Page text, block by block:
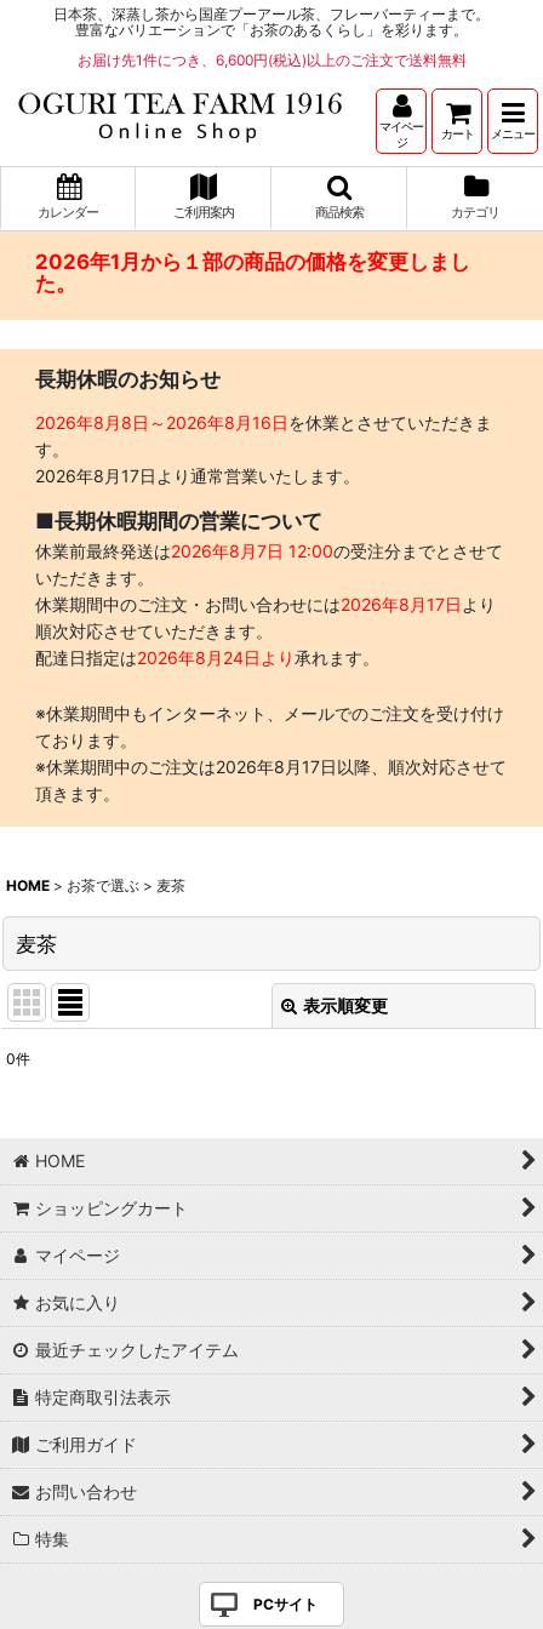
日本茶、深蒸し茶から国産プーアール茶、フレーバーティーまで。
豊富なバリエーションで「お茶のあるくらし」を彩ります。
お届け先1件につき、6,600円(税込)以上のご注文で送料無料
マイペー
ジ
カート メニュー
カレンダー ご利用案内 商品検索 カテゴリ
2026年1月から１部の商品の価格を変更しまし
た。
長期休暇のお知らせ
2026年8月8日～2026年8月16日を休業とさせていただきま
す。
2026年8月17日より通常営業いたします。
■長期休暇期間の営業について
休業前最終発送は2026年8月7日 12:00の受注分までとさせて
いただきます。
休業期間中のご注文・お問い合わせには2026年8月17日 より
順次対応させていただきます。
配達日指定は2026年8月24日より承れます。
※休業期間中もインターネット、メールでのご注文を受け付け
ております。
※休業期間中のご注文は2026年8月17日以降、順次対応させて
頂きます。
HOME > お茶で選ぶ > 麦茶
麦茶
表示順変更
0件
HOME
ショッピングカート
マイページ
お気に入り
最近チェックしたアイテム
特定商取引法表示
ご利用ガイド
お問い合わせ
特集
PCサイト